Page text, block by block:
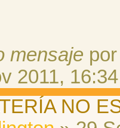
mensaje
2011, 16:34
NO